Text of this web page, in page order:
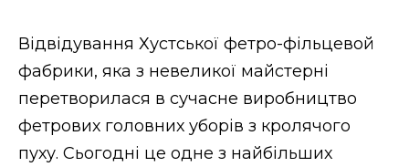
Відвідування Хустської фетро-фільцевой
фабрики, яка з невеликої майстерні
перетворилася в сучасне виробництво
фетрових головних уборів з кролячого
пуху. Сьогодні це одне з найбільших